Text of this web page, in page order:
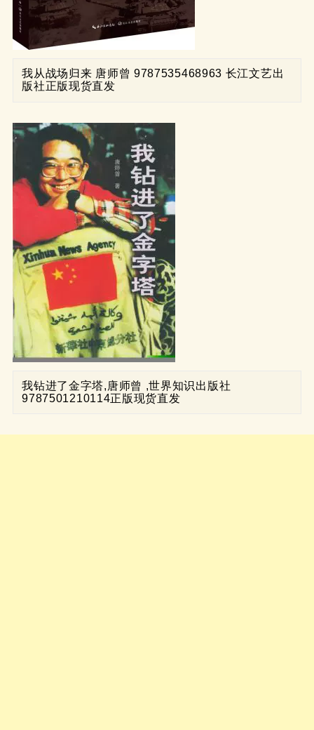
我从战场归来 唐师曾 9787535468963 长江文艺出
版社正版现货直发
我钻进了金字塔,唐师曾 ,世界知识出版社
9787501210114正版现货直发